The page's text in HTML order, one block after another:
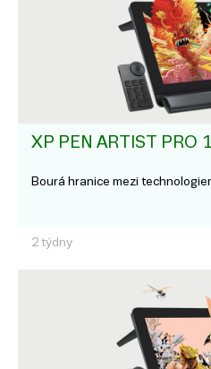
XP PEN ARTIST PRO
Bourá hranice mezi
2 týdny